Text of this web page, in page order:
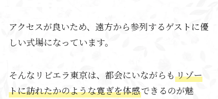
アクセスが良いため、遠方から参列するゲストに優
しい式場になっています。
そんなリビエラ東京は、都会にいながらも リゾー
トに訪れたかのような寛ぎを体感できるのが魅